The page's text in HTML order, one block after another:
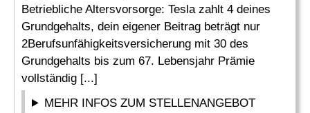
Betriebliche Altersvorsorge: Tesla zahlt 4 deines
Grundgehalts, dein eigener Beitrag beträgt nur
2Berufsunfähigkeitsversicherung mit 30 des
Grundgehalts bis zum 67. Lebensjahr Prämie
vollständig [...]
MEHR INFOS ZUM STELLENANGEBOT